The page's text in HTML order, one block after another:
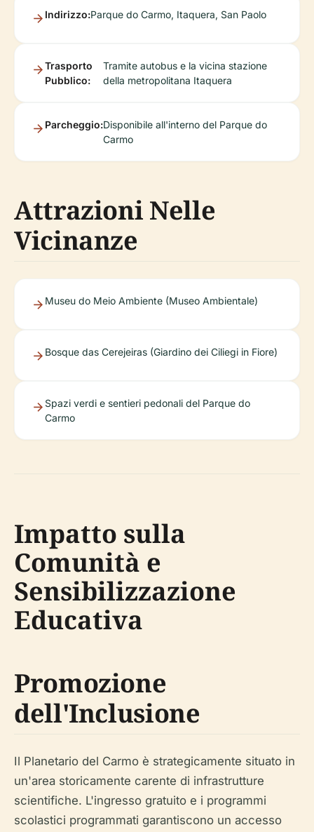
Indirizzo:Parque do Carmo, Itaquera, San Paolo
Trasporto
Pubblico:
Tramite autobus e la vicina stazione
della metropolitana Itaquera
Parcheggio:Disponibile all'interno del Parque do
Carmo
Attrazioni Nelle
Vicinanze
Museu do Meio Ambiente (Museo Ambientale)
Bosque das Cerejeiras (Giardino dei Ciliegi in Fiore)
Spazi verdi e sentieri pedonali del Parque do
Carmo
Impatto sulla
Comunità e
Sensibilizzazione
Educativa
Promozione
dell'Inclusione
Il Planetario del Carmo è strategicamente situato in
un'area storicamente carente di infrastrutture
scientifiche. L'ingresso gratuito e i programmi
scolastici programmati garantiscono un accesso